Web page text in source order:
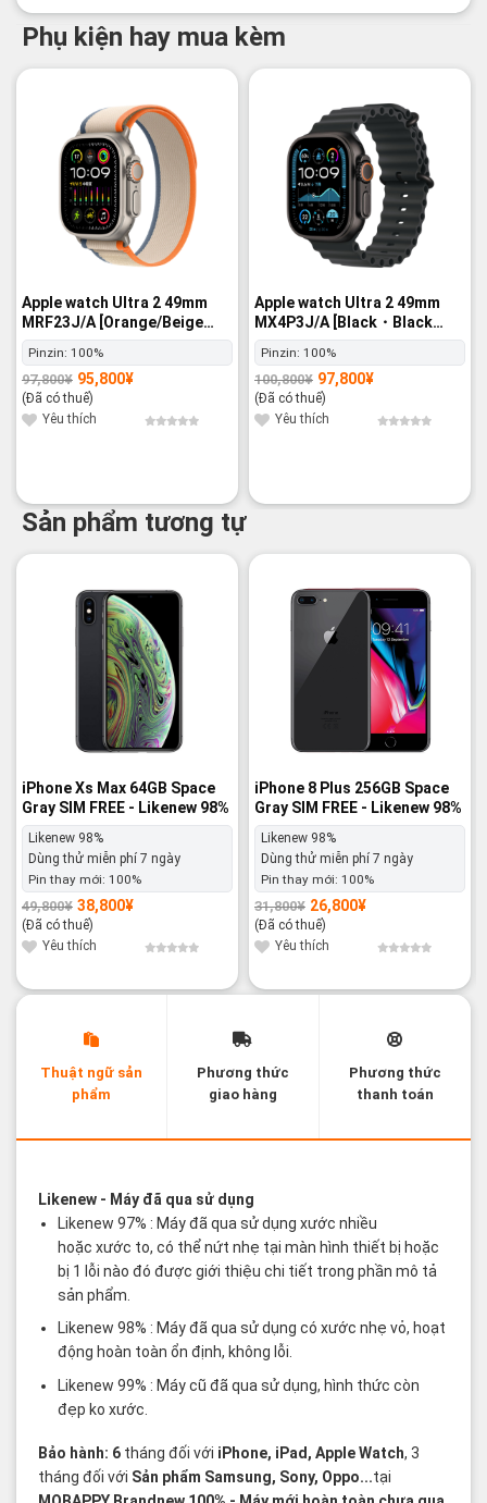
Phụ kiện hay mua kèm
Apple watch Ultra 2 49mm
MRF23J/A [Orange/Beige
Trail Loop M/L] GPS+Cellular
- Nguyên hộp
Pinzin: 100%
97,800¥
Giá
gốc
là:
97,800¥.
95,800¥
Giá
hiện
tại
là:
95,800¥.
(Đã có thuế)
Yêu thích
Apple watch Ultra 2 49mm
MX4P3J/A [Black・Black
Ocean Band] GPS+Cellular -
Nguyên hộp
Pinzin: 100%
100,800¥
Giá
gốc
là:
100,800¥.
97,800¥
Giá
hiện
tại
là:
97,800¥.
(Đã có thuế)
Yêu thích
Sản phẩm tương tự
iPhone Xs Max 64GB Space
Gray SIM FREE - Likenew 98%
Likenew 98%
Dùng thử miễn phí 7 ngày
Pin thay mới: 100%
49,800¥
Giá
gốc
là:
49,800¥.
38,800¥
Giá
hiện
tại
là:
38,800¥.
(Đã có thuế)
Yêu thích
iPhone 8 Plus 256GB Space
Gray SIM FREE - Likenew 98%
Likenew 98%
Dùng thử miễn phí 7 ngày
Pin thay mới: 100%
31,800¥
Giá
gốc
là:
31,800¥.
26,800¥
Giá
hiện
tại
là:
26,800¥.
(Đã có thuế)
Yêu thích
Thuật ngữ sản
phẩm
Phương thức
giao hàng
Phương thức
thanh toán
Likenew- Máy đã qua sử dụng
Likenew 97% : Máy đã qua sử dụng xước nhiều
hoặc xước to, có thể nứt nhẹ tại màn hình thiết bị hoặc
bị 1 lỗi nào đó được giới thiệu chi tiết trong phần mô tả
sản phẩm.
Likenew 98% : Máy đã qua sử dụng có xước nhẹ vỏ, hoạt
động hoàn toàn ổn định, không lỗi.
Likenew 99% : Máy cũ đã qua sử dụng, hình thức còn
đẹp ko xước.
Bảo hành: 6 tháng đối với iPhone, iPad, Apple Watch, 3
tháng đối với Sản phẩm Samsung, Sony, Oppo...tại